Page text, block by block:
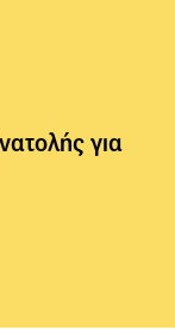
για